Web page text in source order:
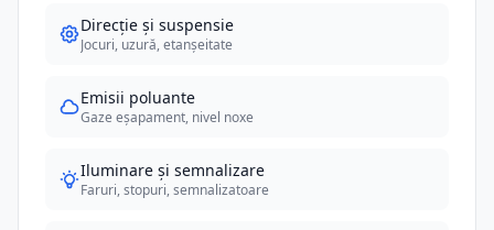
Direcție și suspensie
Jocuri, uzură, etanșeitate
Emisii poluante
Gaze eșapament, nivel noxe
Iluminare și semnalizare
Faruri, stopuri, semnalizatoare